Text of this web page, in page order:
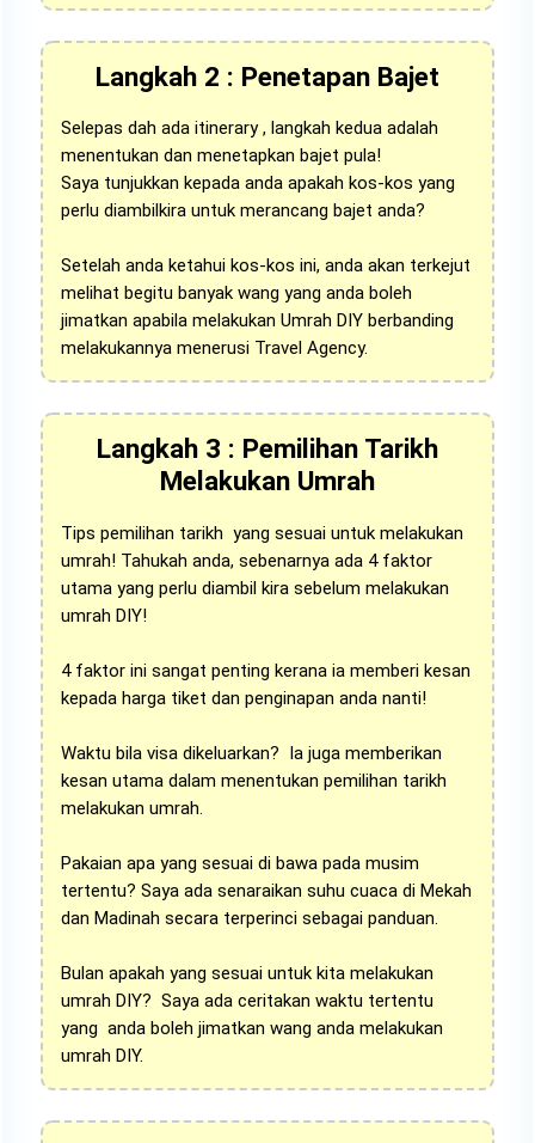
Langkah 2 : Penetapan Bajet
Selepas dah ada itinerary , langkah kedua adalah
menentukan dan menetapkan bajet pula!
Saya tunjukkan kepada anda apakah kos-kos yang
perlu diambilkira untuk merancang bajet anda?
Setelah anda ketahui kos-kos ini, anda akan terkejut
melihat begitu banyak wang yang anda boleh
jimatkan apabila melakukan Umrah DIY berbanding
melakukannya menerusi Travel Agency.
Langkah 3 : Pemilihan Tarikh
Melakukan Umrah
Tips pemilihan tarikh yang sesuai untuk melakukan
umrah! Tahukah anda, sebenarnya ada 4 faktor
utama yang perlu diambil kira sebelum melakukan
umrah DIY!
4 faktor ini sangat penting kerana ia memberi kesan
kepada harga tiket dan penginapan anda nanti!
Waktu bila visa dikeluarkan? Ia juga memberikan
kesan utama dalam menentukan pemilihan tarikh
melakukan umrah.
Pakaian apa yang sesuai di bawa pada musim
tertentu? Saya ada senaraikan suhu cuaca di Mekah
dan Madinah secara terperinci sebagai panduan.
Bulan apakah yang sesuai untuk kita melakukan
umrah DIY? Saya ada ceritakan waktu tertentu
yang anda boleh jimatkan wang anda melakukan
umrah DIY.